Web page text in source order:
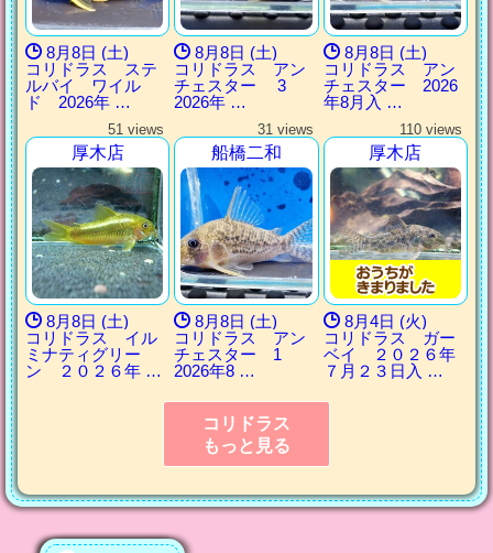
8月8日 (土)
コリドラス ステ
ルバイ ワイル
ド 2026年 …
8月8日 (土)
コリドラス アン
チェスター 3
2026年 …
8月8日 (土)
コリドラス アン
チェスター 2026
年8月入 …
51 views
厚木店
8月8日 (土)
コリドラス イル
ミナティグリー
ン ２０２６年 …
31 views
船橋二和
8月8日 (土)
コリドラス アン
チェスター 1
2026年8 …
110 views
厚木店
8月4日 (火)
コリドラス ガー
ベイ ２０２６年
７月２３日入 …
コリドラス
もっと見る